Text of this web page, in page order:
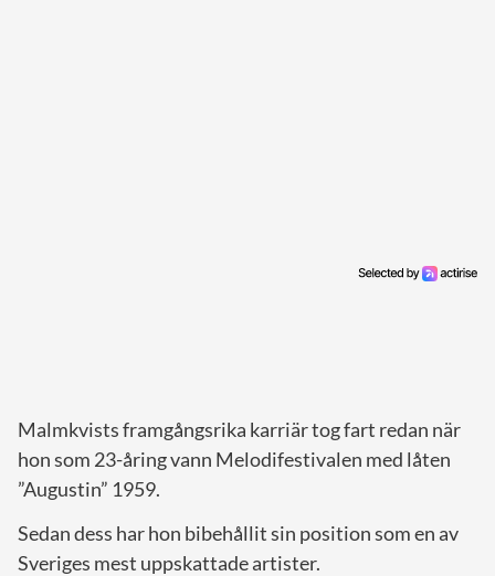
Malmkvists framgångsrika karriär tog fart redan när
hon som 23-åring vann Melodifestivalen med låten
”Augustin” 1959.
Sedan dess har hon bibehållit sin position som en av
Sveriges mest uppskattade artister.